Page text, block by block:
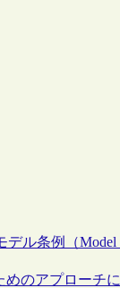
ル条例（
のアプローチ